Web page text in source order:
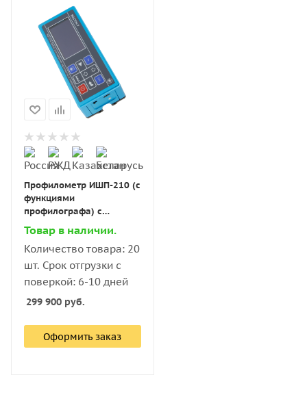
Профилометр ИШП-210 (с
функциями
профилографа) с
поверкой
Товар в наличии.
Количество товара: 20
шт. Срок отгрузки с
поверкой: 6-10 дней
299 900 руб.
Оформить заказ